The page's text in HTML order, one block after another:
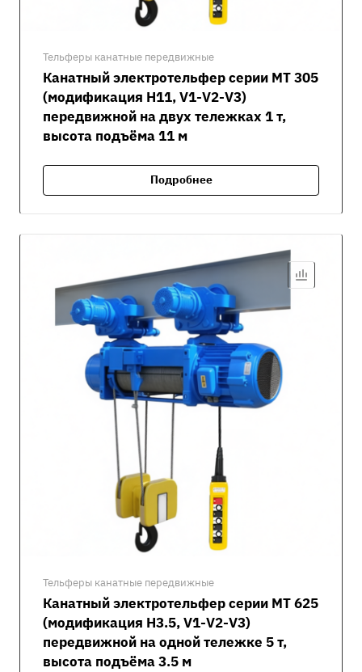
Тельферы канатные передвижные
Канатный электротельфер серии MT 305
(модификация H11, V1-V2-V3)
передвижной на двух тележках 1 т,
высота подъёма 11 м
Подробнее
Тельферы канатные передвижные
Канатный электротельфер серии MT 625
(модификация H3.5, V1-V2-V3)
передвижной на одной тележке 5 т,
высота подъёма 3.5 м